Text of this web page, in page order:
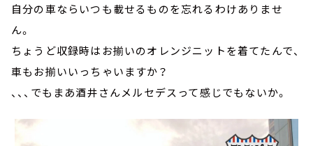
自分の車ならいつも載せるものを忘れるわけありませ
ん。
ちょうど収録時はお揃いのオレンジニットを着てたんで、
車もお揃いいっちゃいますか？
、、、でもまあ酒井さんメルセデスって感じでもないか。